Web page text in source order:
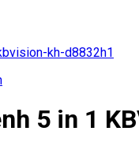
5 in 1